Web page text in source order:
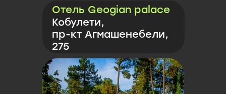
Отель Geogian palace
Кобулети,
пр-кт Агмашенебели,
275